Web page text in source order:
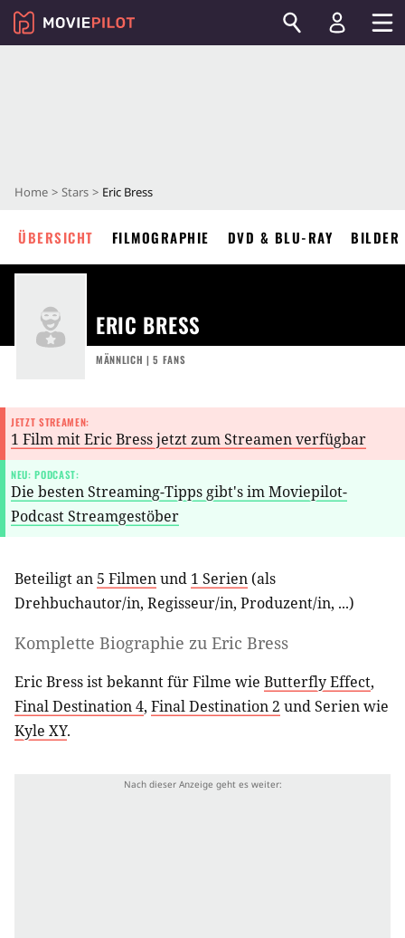
Home Stars Eric Bress
ÜBERSICHT FILMOGRAPHIE DVD & BLU-RAY BILDER
ERIC BRESS
MÄNNLICH | 5 FANS
JETZT STREAMEN:
1 Film mit Eric Bress jetzt zum Streamen verfügbar
NEU: PODCAST:
Die besten Streaming-Tipps gibt's im Moviepilot-
Podcast Streamgestöber
Beteiligt an 5 Filmenund 1 Serien (als
Drehbuchautor/in, Regisseur/in, Produzent/in, ...)
Komplette Biographie zu Eric Bress
Eric Bress ist bekannt für Filme wie Butterfly Effect,
Final Destination 4, Final Destination 2 und Serien wie
Kyle XY.